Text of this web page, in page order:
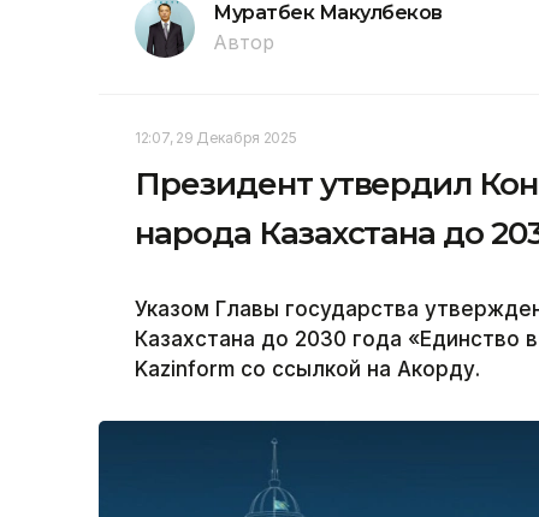
Муратбек Макулбеков
Автор
12:07, 29 Декабря 2025
Президент утвердил
народа Казахстана до
Указом Главы государства
Казахстана до 2030 года «Единство
Kazinform со ссылкой на Акорду.